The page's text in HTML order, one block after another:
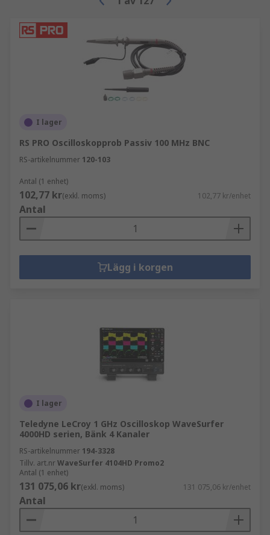
I lager
RS PRO Oscilloskopprob Passiv 100 MHz BNC
RS-artikelnummer 120-103
Antal (1 enhet)
102,77 kr(exkl. moms) 102,77 kr/enhet
Antal
Lägg i korgen
I lager
Teledyne LeCroy 1 GHz Oscilloskop WaveSurfer
4000HD serien, Bänk 4 Kanaler
RS-artikelnummer 194-3328
Tillv. art.nrWaveSurfer 4104HD Promo2
Antal (1 enhet)
131 075,06 kr(exkl. moms) 131 075,06 kr/enhet
Antal